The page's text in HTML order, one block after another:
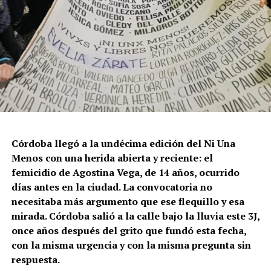
Córdoba llegó a la undécima edición del Ni Una
Menos con una herida abierta y reciente: el
femicidio de Agostina Vega, de 14 años, ocurrido
días antes en la ciudad. La convocatoria no
necesitaba más argumento que ese flequillo y esa
mirada. Córdoba salió a la calle bajo la lluvia este 3J,
once años después del grito que fundó esta fecha,
con la misma urgencia y con la misma pregunta sin
respuesta.